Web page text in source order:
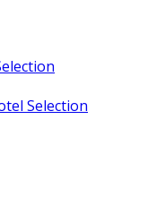
Selection